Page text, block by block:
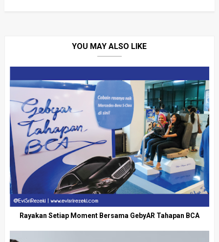
YOU MAY ALSO LIKE
Rayakan Setiap Moment Bersama GebyAR Tahapan BCA